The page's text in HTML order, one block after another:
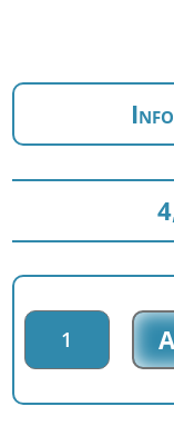
Parche
bordado
Mickey
Road